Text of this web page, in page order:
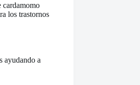
cardamomo
los trastornos
ayudando a